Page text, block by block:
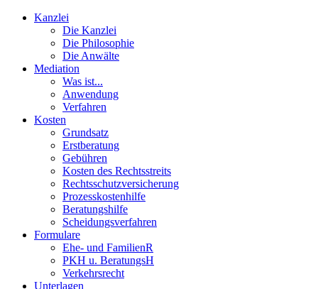
Kanzlei
Die Kanzlei
Die Philosophie
Die Anwälte
Mediation
Was ist...
Anwendung
Verfahren
Kosten
Grundsatz
Erstberatung
Gebühren
Kosten des Rechtsstreits
Rechtsschutzversicherung
Prozesskostenhilfe
Beratungshilfe
Scheidungsverfahren
Formulare
Ehe- und FamilienR
PKH u. BeratungsH
Verkehrsrecht
Unterlagen